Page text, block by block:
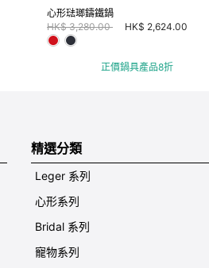
心形琺瑯鑄鐵鍋
Price reduced from
HK$ 3,280.00to HK$ 2,624.00
正價鍋具產品8折
精選分類
Leger 系列
心形系列
Bridal 系列
寵物系列